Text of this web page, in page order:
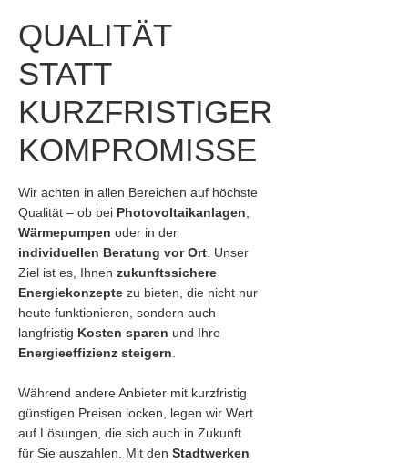
QUALITÄT
STATT
KURZFRISTIGER
KOMPROMISSE
Wir achten in allen Bereichen auf höchste
Qualität – ob bei Photovoltaikanlagen
Wärmepumpen oder in der
individuellen Beratung vor Ort . Unser
Ziel ist es, Ihnen zukunftssichere
Energiekonzepte zu bieten, die nicht nur
heute funktionieren, sondern auch
langfristig Kosten sparen und Ihre
Energieeffizienz steigern
Während andere Anbieter mit kurzfristig
günstigen Preisen locken, legen wir Wert
auf Lösungen, die sich auch in Zukunft
für Sie auszahlen. Mit den Stadtwerken